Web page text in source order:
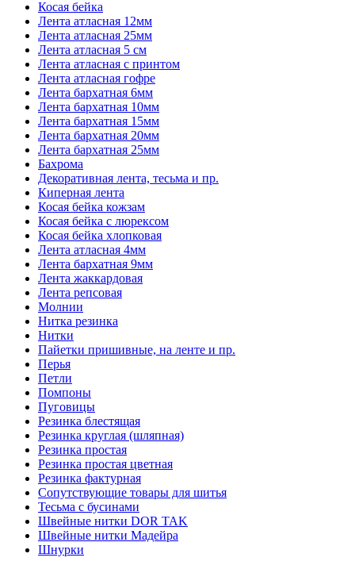
Косая бейка
Лента атласная 12мм
Лента атласная 25мм
Лента атласная 5 см
Лента атласная с принтом
Лента атласная гофре
Лента бархатная 6мм
Лента бархатная 10мм
Лента бархатная 15мм
Лента бархатная 20мм
Лента бархатная 25мм
Бахрома
Декоративная лента, тесьма и пр.
Киперная лента
Косая бейка кожзам
Косая бейка с люрексом
Косая бейка хлопковая
Лента атласная 4мм
Лента бархатная 9мм
Лента жаккардовая
Лента репсовая
Молнии
Нитка резинка
Нитки
Пайетки пришивные, на ленте и пр.
Перья
Петли
Помпоны
Пуговицы
Резинка блестящая
Резинка круглая (шляпная)
Резинка простая
Резинка простая цветная
Резинка фактурная
Сопутствующие товары для шитья
Тесьма с бусинами
Швейные нитки DOR TAK
Швейные нитки Мадейра
Шнурки